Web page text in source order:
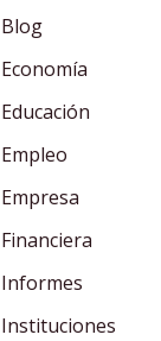
Blog
Economía
Educación
Empleo
Empresa
Financiera
Informes
Instituciones